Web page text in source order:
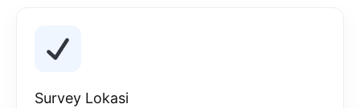
Survey Lokasi